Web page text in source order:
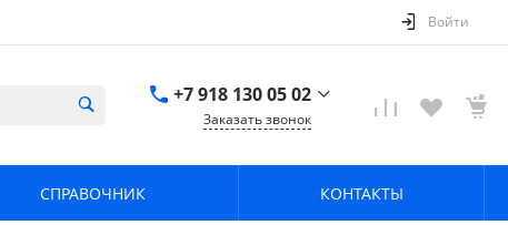
Войти
+7 918 130 05 02
Заказать звонок
СПРАВОЧНИК КОНТАКТЫ